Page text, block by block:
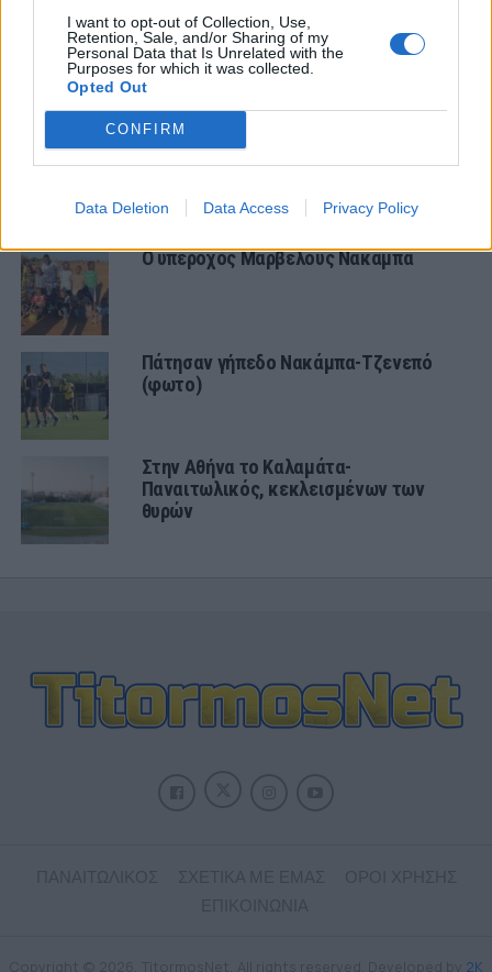
I want to opt-out of Collection, Use,
Retention, Sale, and/or Sharing of my
Personal Data that Is Unrelated with the
Purposes for which it was collected.
Opted Out
CONFIRM
Data Deletion Data Access Privacy Policy
Αλλάζει όνομα ο Βόλος
Τα δεδομένα για τηλεοπτική κάλυψη
Ο υπέροχος Μάρβελους Νακάμπα
Πάτησαν γήπεδο Νακάμπα-Τζενεπό
(φωτο)
Στην Αθήνα το Καλαμάτα-
Παναιτωλικός, κεκλεισμένων των
θυρών
2K